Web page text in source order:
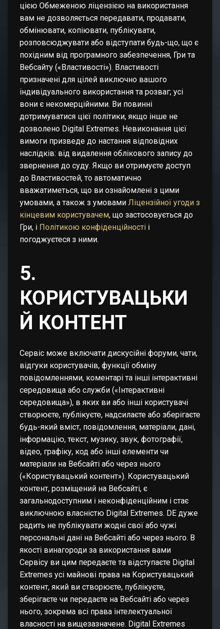
цією Обмеженою ліцензією на використання
вам не дозволяється передавати, продавати,
обмінювати, копіювати, публікувати,
розповсюджувати або відступати будь-що, що є
похідним від програмного забезпечення, Гри та
Вебсайту («Властивості»). Властивості
призначені для цілей виключно вашого
індивідуального використання та розваг; усі
вони є некомерційними. Ви повинні
дотримуватися цієї політики, якщо інше не
дозволено Digital Extremes. Невиконання цієї
вимоги призведе до настання відповідних
наслідків: від видалення облікового запису до
звернення до суду. Якщо ви отримуєте доступ
до Властивостей, то автоматично
вважатиметься, що ви ознайомлені з цими
умовами, а також з умовами Ліцензійної угоди з
кінцевим користувачем, що застосовується до
Гри, і Політикою конфіденційності і
погоджуєтеся з ними.
5.
КОРИСТУВАЦЬКИ
Й КОНТЕНТ
Сервіс може включати дискусійні форуми, чати,
відгуки користувачів, функції обміну
повідомленнями, коментарі та інші інтерактивні
середовища або служби («Інтерактивні
середовища»), в яких ви або інші користувачі
створюєте, публікуєте, надсилаєте або зберігаєте
будь-який вміст, повідомлення, матеріали, дані,
інформацію, текст, музику, звук, фотографії,
відео, графіку, код або інші елементи чи
матеріали на Вебсайті або через нього
(«Користувацький контент»). Користувацький
контент, розміщений на Вебсайті, є
загальнодоступним і неконфіденційним і стає
виключною власністю Digital Extremes. DE дуже
радить не публікувати жодні свої або чужі
персональні дані на Вебсайті або через нього. В
якості винагороди за використання вами
Сервісу ви цим передаєте та відступаєте Digital
Extremes усі майнові права на Користувацький
контент, який ви створюєте, публікуєте,
зберігаєте чи передаєте на Вебсайті або через
нього, зокрема всі права інтелектуальної
власності на вищезазначене. Digital Extremes